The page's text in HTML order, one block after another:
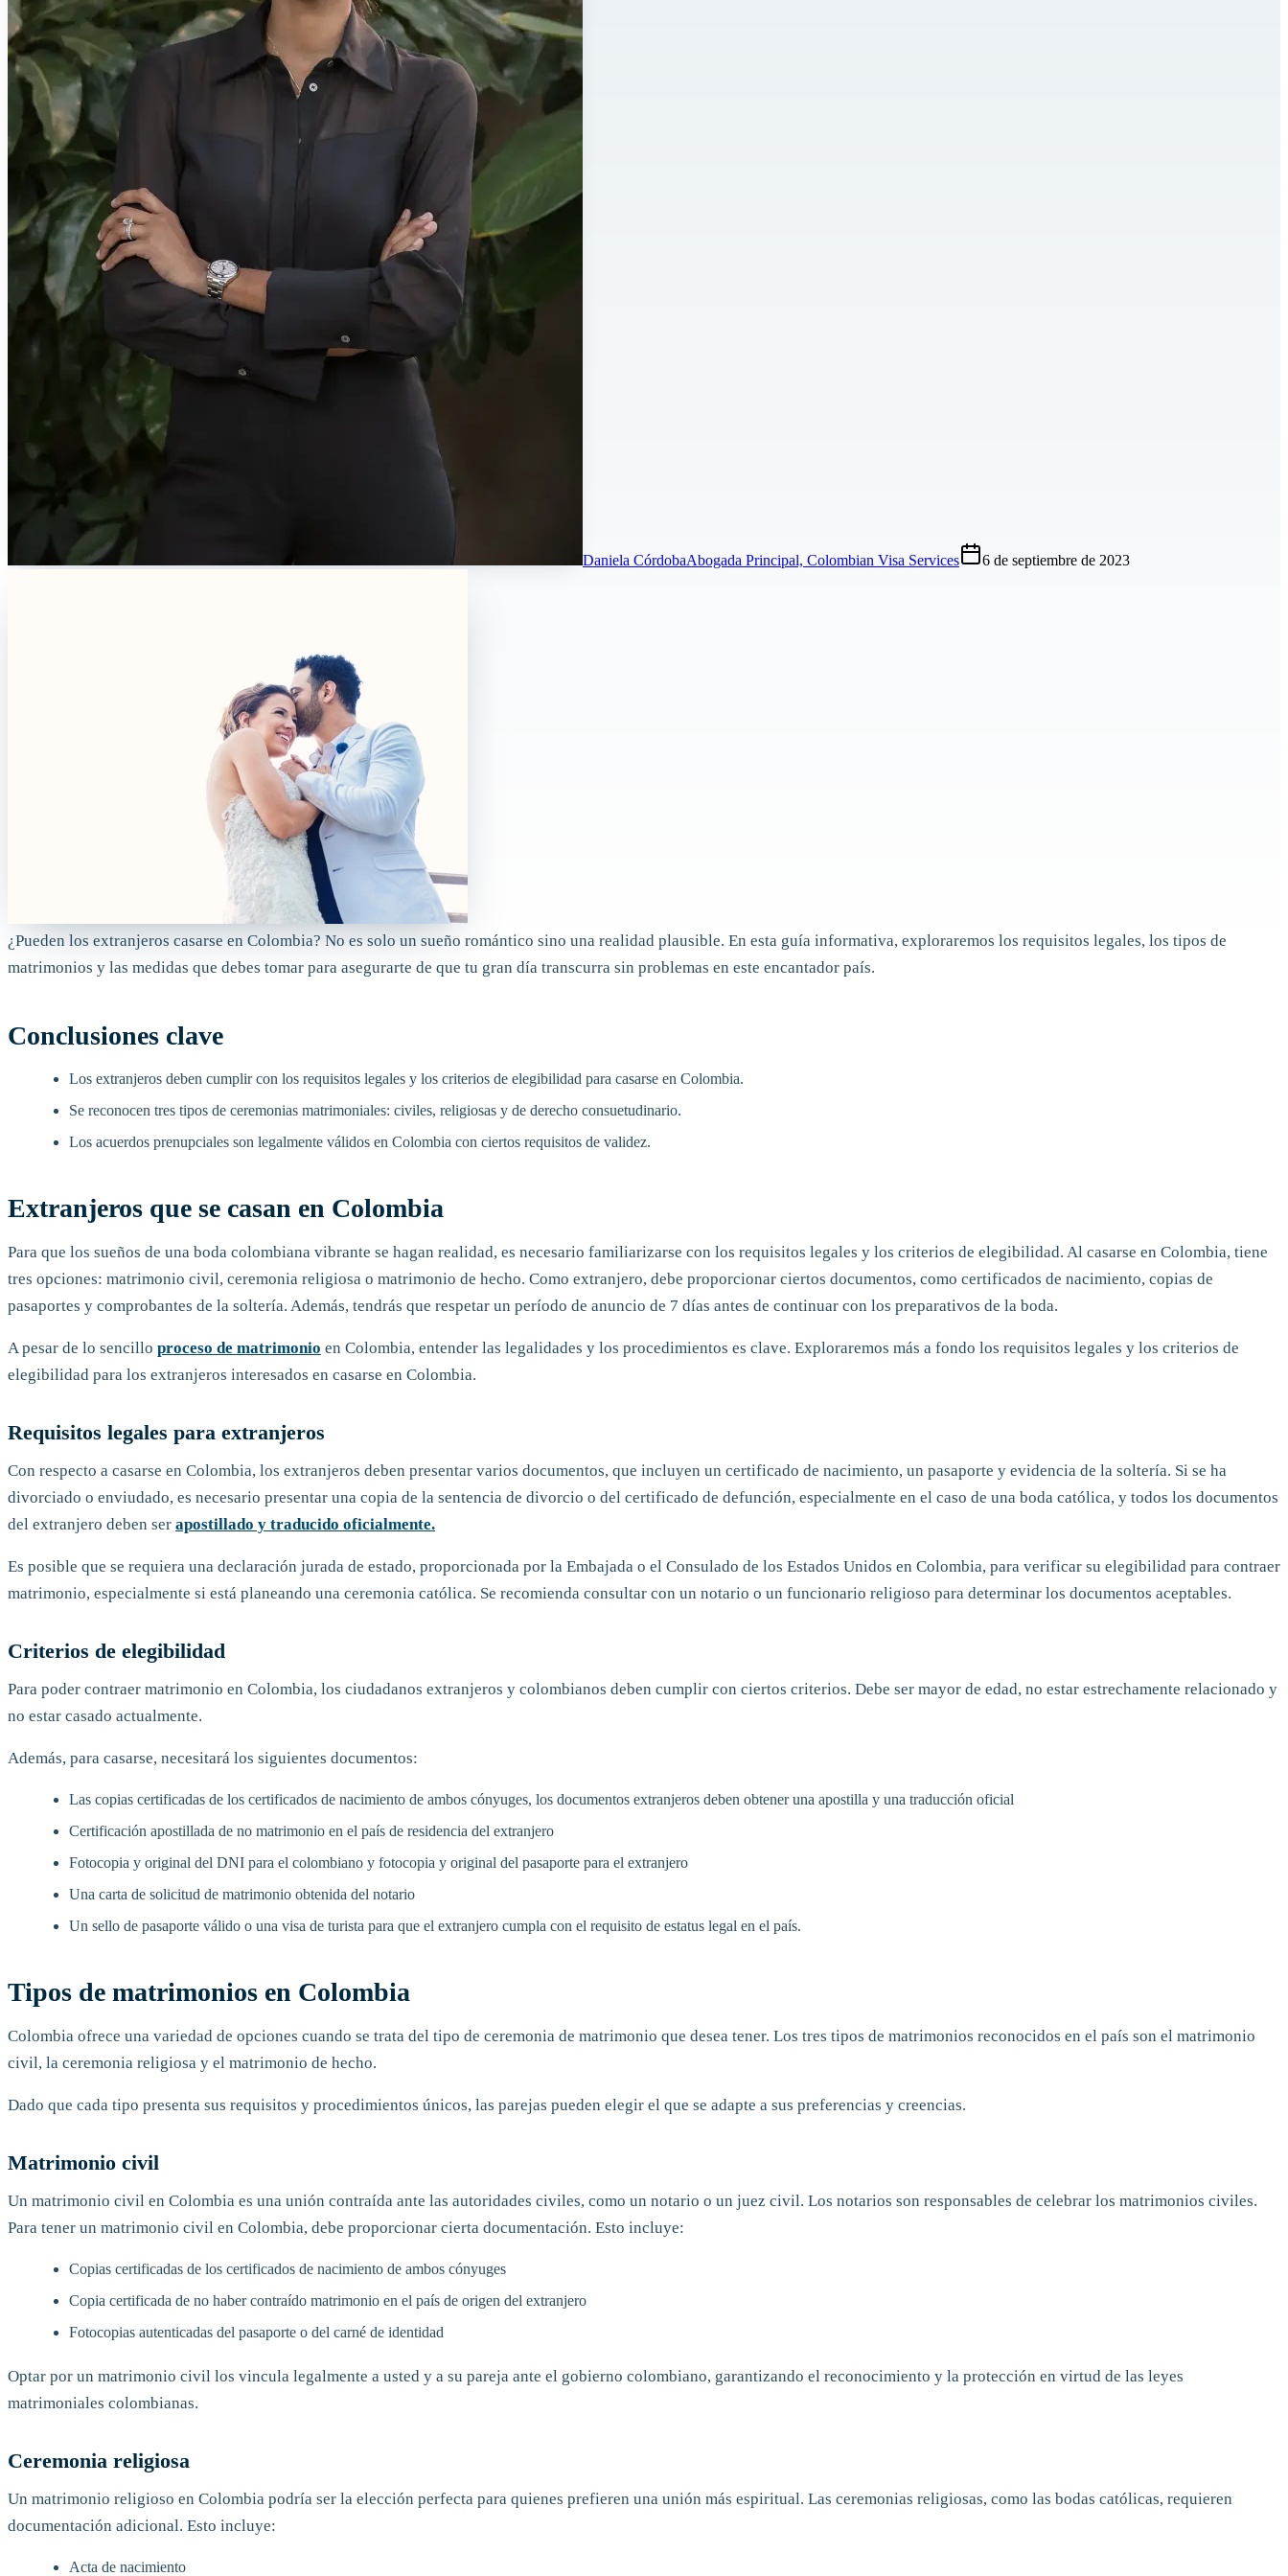
Daniela CórdobaAbogada Principal, Colombian Visa Services 6 de septiembre de 2023
¿Pueden los extranjeros casarse en Colombia? No es solo un sueño romántico sino una realidad plausible. En esta guía informativa, exploraremos los requisitos legales, los tipos de
matrimonios y las medidas que debes tomar para asegurarte de que tu gran día transcurra sin problemas en este encantador país.
Conclusiones clave
Los extranjeros deben cumplir con los requisitos legales y los criterios de elegibilidad para casarse en Colombia.
Se reconocen tres tipos de ceremonias matrimoniales: civiles, religiosas y de derecho consuetudinario.
Los acuerdos prenupciales son legalmente válidos en Colombia con ciertos requisitos de validez.
Extranjeros que se casan en Colombia
Para que los sueños de una boda colombiana vibrante se hagan realidad, es necesario familiarizarse con los requisitos legales y los criterios de elegibilidad. Al casarse en Colombia, tiene
tres opciones: matrimonio civil, ceremonia religiosa o matrimonio de hecho. Como extranjero, debe proporcionar ciertos documentos, como certificados de nacimiento, copias de
pasaportes y comprobantes de la soltería. Además, tendrás que respetar un período de anuncio de 7 días antes de continuar con los preparativos de la boda.
A pesar de lo sencillo proceso de matrimonio en Colombia, entender las legalidades y los procedimientos es clave. Exploraremos más a fondo los requisitos legales y los criterios de
elegibilidad para los extranjeros interesados en casarse en Colombia.
Requisitos legales para extranjeros
Con respecto a casarse en Colombia, los extranjeros deben presentar varios documentos, que incluyen un certificado de nacimiento, un pasaporte y evidencia de la soltería. Si se ha
divorciado o enviudado, es necesario presentar una copia de la sentencia de divorcio o del certificado de defunción, especialmente en el caso de una boda católica, y todos los documentos
del extranjero deben ser apostillado y traducido oficialmente.
Es posible que se requiera una declaración jurada de estado, proporcionada por la Embajada o el Consulado de los Estados Unidos en Colombia, para verificar su elegibilidad para contraer
matrimonio, especialmente si está planeando una ceremonia católica. Se recomienda consultar con un notario o un funcionario religioso para determinar los documentos aceptables.
Criterios de elegibilidad
Para poder contraer matrimonio en Colombia, los ciudadanos extranjeros y colombianos deben cumplir con ciertos criterios. Debe ser mayor de edad, no estar estrechamente relacionado y
no estar casado actualmente.
Además, para casarse, necesitará los siguientes documentos:
Las copias certificadas de los certificados de nacimiento de ambos cónyuges, los documentos extranjeros deben obtener una apostilla y una traducción oficial
Certificación apostillada de no matrimonio en el país de residencia del extranjero
Fotocopia y original del DNI para el colombiano y fotocopia y original del pasaporte para el extranjero
Una carta de solicitud de matrimonio obtenida del notario
Un sello de pasaporte válido o una visa de turista para que el extranjero cumpla con el requisito de estatus legal en el país.
Tipos de matrimonios en Colombia
Colombia ofrece una variedad de opciones cuando se trata del tipo de ceremonia de matrimonio que desea tener. Los tres tipos de matrimonios reconocidos en el país son el matrimonio
civil, la ceremonia religiosa y el matrimonio de hecho.
Dado que cada tipo presenta sus requisitos y procedimientos únicos, las parejas pueden elegir el que se adapte a sus preferencias y creencias.
Matrimonio civil
Un matrimonio civil en Colombia es una unión contraída ante las autoridades civiles, como un notario o un juez civil. Los notarios son responsables de celebrar los matrimonios civiles.
Para tener un matrimonio civil en Colombia, debe proporcionar cierta documentación. Esto incluye:
Copias certificadas de los certificados de nacimiento de ambos cónyuges
Copia certificada de no haber contraído matrimonio en el país de origen del extranjero
Fotocopias autenticadas del pasaporte o del carné de identidad
Optar por un matrimonio civil los vincula legalmente a usted y a su pareja ante el gobierno colombiano, garantizando el reconocimiento y la protección en virtud de las leyes
matrimoniales colombianas.
Ceremonia religiosa
Un matrimonio religioso en Colombia podría ser la elección perfecta para quienes prefieren una unión más espiritual. Las ceremonias religiosas, como las bodas católicas, requieren
documentación adicional. Esto incluye:
Acta de nacimiento